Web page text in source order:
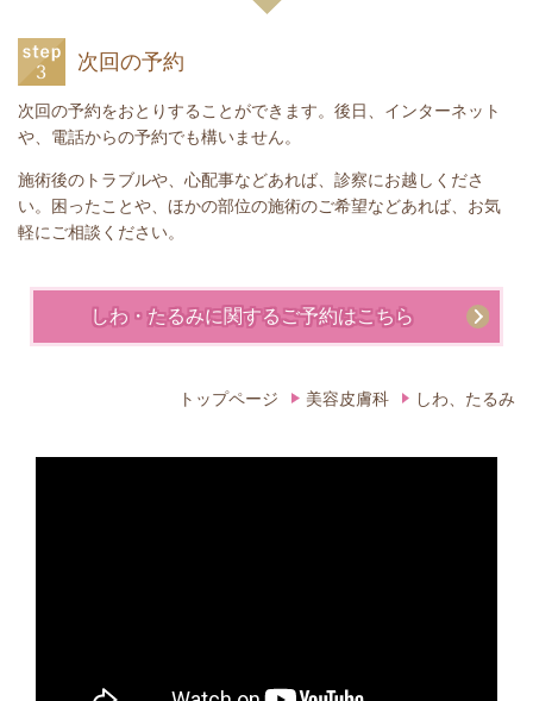
次回の予約
次回の予約をおとりすることができます。後日、インターネット
や、電話からの予約でも構いません。
施術後のトラブルや、心配事などあれば、診察にお越しくださ
い。困ったことや、ほかの部位の施術のご希望などあれば、お気
軽にご相談ください。
しわ・たるみに関するご予約はこちら
トップページ 美容皮膚科 しわ、たるみ